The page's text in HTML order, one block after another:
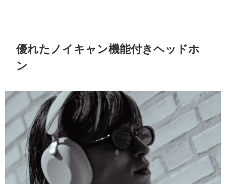
優れたノイキャン機能付きヘッドホ
ン